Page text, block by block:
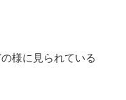
様に見られている